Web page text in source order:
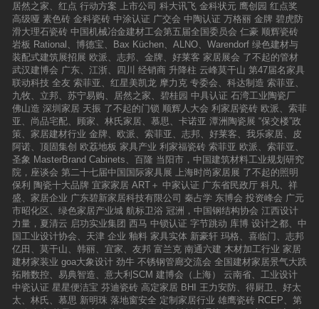
居然之家、红点 行动方案 上市公司 科大讯飞 金科状元 鹰创园 红点奖
高级哑 素色砖 金科瓷砖 中涂认证 广交会 中陶认证 万格丽 金牌 碧虎防
滑大理石瓷砖 中国机械冶金建材工会第五届全国委员会 仁豪 顺辉瓷砖
岩板 Rational、博德宝、Bax Küchen、ALNO、Warendorf 绿色建材与
装配式建筑展招展 欧派、志邦、金牌、好莱客 家居展会 了不起的管材
武汉建博会 广东、江浙、四川 经销商 升降柱 云峰莫干山 第47届名家具
联动科技 全友 索菲亚、红星美凯龙 摩力克 专委会、科达制造 索菲亚、
九牧、立邦、苏宁易购、居然之家、碧桂园 中具认证 石湾工业陶瓷厂
佛山造 深圳家居 天振 了不起的门锁 顺辉人大会 利家居瓷砖 欧派、索菲
亚、尚品宅配、顾家、林氏家居、慕思、卡诺亚 潭洲陶瓷展 “保交楼”政
策、家居建材行业 金牌、欧派、索菲亚、志邦、好莱客、我乐家居、皮
阿诺、顶固集创 欧荔地板 家具产业 利家福瓷砖 索菲亚 欧派、索菲亚、
圣象 MasterBrand Cabinets、百隆 当阳市，中国建筑材料工业规划研究
院，座谈会 第二十七届中国国际家具展 上海时尚家居展 了不起的照明
保利 陶瓷十大品牌 宜家家居 ART＋ 中家认证 广东省民政厅 科凡、祥
盛、家居企业 广东碧新家居科技有限公司 秦占学 东博会 投资峰会 广元
市昭化区、绿色家居产业城 航标卫浴 冠洲，中国钢结构协会 江西设计
力量，夏清云 启功实业集团 西马 中锁认证 字节跳动 库博 设计之都、中
国工业设计协会、天津 企业 釉料 家具实体 新豪轩 玛格、喜临门、志邦
亿田、莫干山、韩丽、宜家、友邦 富兰克 南通六建 木材加工行业 家居
建材家装业 goa大象设计 劲牛 不锈钢管廊交流会 全国建材家居景气大跌
拓雕数控、易典智造、意大利SCM 建博会（上海）
云南省、工业设计
中瓷认证 星星便洁宝 芬迪瓷砖 高定家居 BHI
王力安防、得厨卫、好太
太、林氏、慕思 新明珠 落地窗安全 定制家居行业 雄鹰瓷砖 RCEP、第